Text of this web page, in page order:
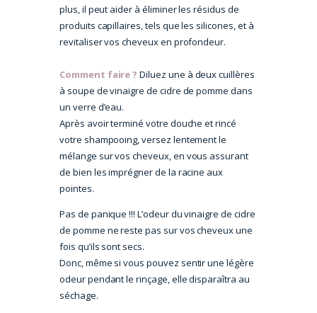
plus, il peut aider à éliminer les résidus de
produits capillaires, tels que les silicones, et à
revitaliser vos cheveux en profondeur.
Comment faire ? Diluez une à deux cuillères
à soupe de vinaigre de cidre de pomme dans
un verre d’eau.
Après avoir terminé votre douche et rincé
votre shampooing, versez lentement le
mélange sur vos cheveux, en vous assurant
de bien les imprégner de la racine aux
pointes.
Pas de panique !!! L’odeur du vinaigre de cidre
de pomme ne reste pas sur vos cheveux une
fois qu’ils sont secs.
Donc, même si vous pouvez sentir une légère
odeur pendant le rinçage, elle disparaîtra au
séchage.